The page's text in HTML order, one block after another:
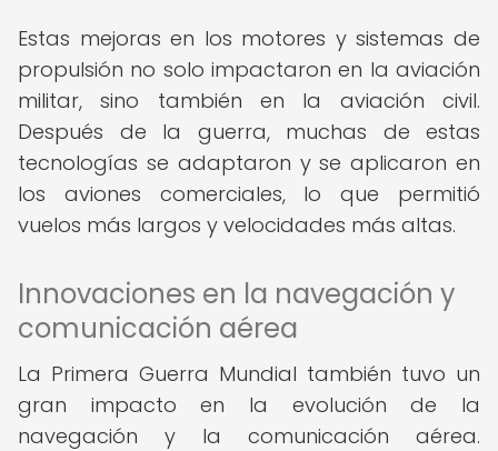
Estas mejoras en los motores y sistemas de
propulsión no solo impactaron en la aviación
militar, sino también en la aviación civil.
Después de la guerra, muchas de estas
tecnologías se adaptaron y se aplicaron en
los aviones comerciales, lo que permitió
vuelos más largos y velocidades más altas.
Innovaciones en la navegación y
comunicación aérea
La Primera Guerra Mundial también tuvo un
gran impacto en la evolución de la
navegación y la comunicación aérea.